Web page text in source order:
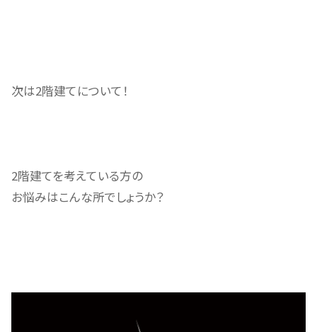
次は2階建てについて！
2階建てを考えている方の
お悩みはこんな所でしょうか？